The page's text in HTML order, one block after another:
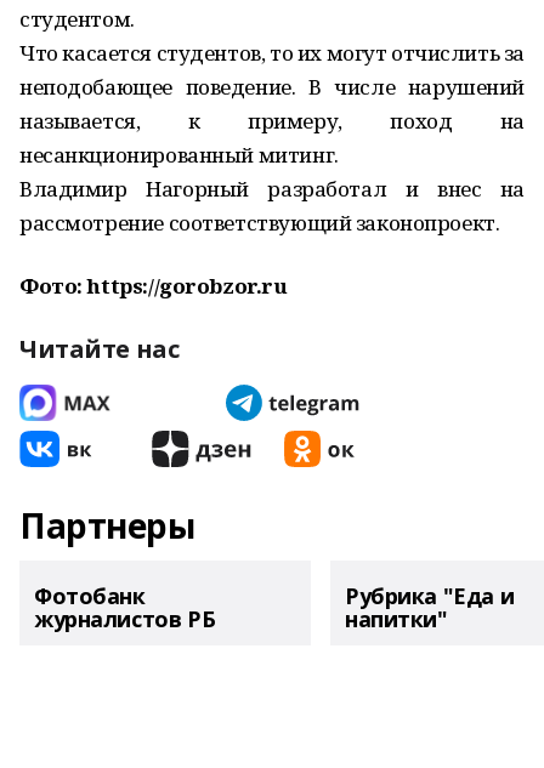
студентом.
Что касается студентов, то их могут отчислить за
неподобающее поведение. В числе нарушений
называется, к примеру, поход на
несанкционированный митинг.
Владимир Нагорный разработал и внес на
рассмотрение соответствующий законопроект.
Фото: https://gorobzor.ru
Читайте нас
Партнеры
Фотобанк
журналистов РБ
Рубрика "Еда и
напитки"